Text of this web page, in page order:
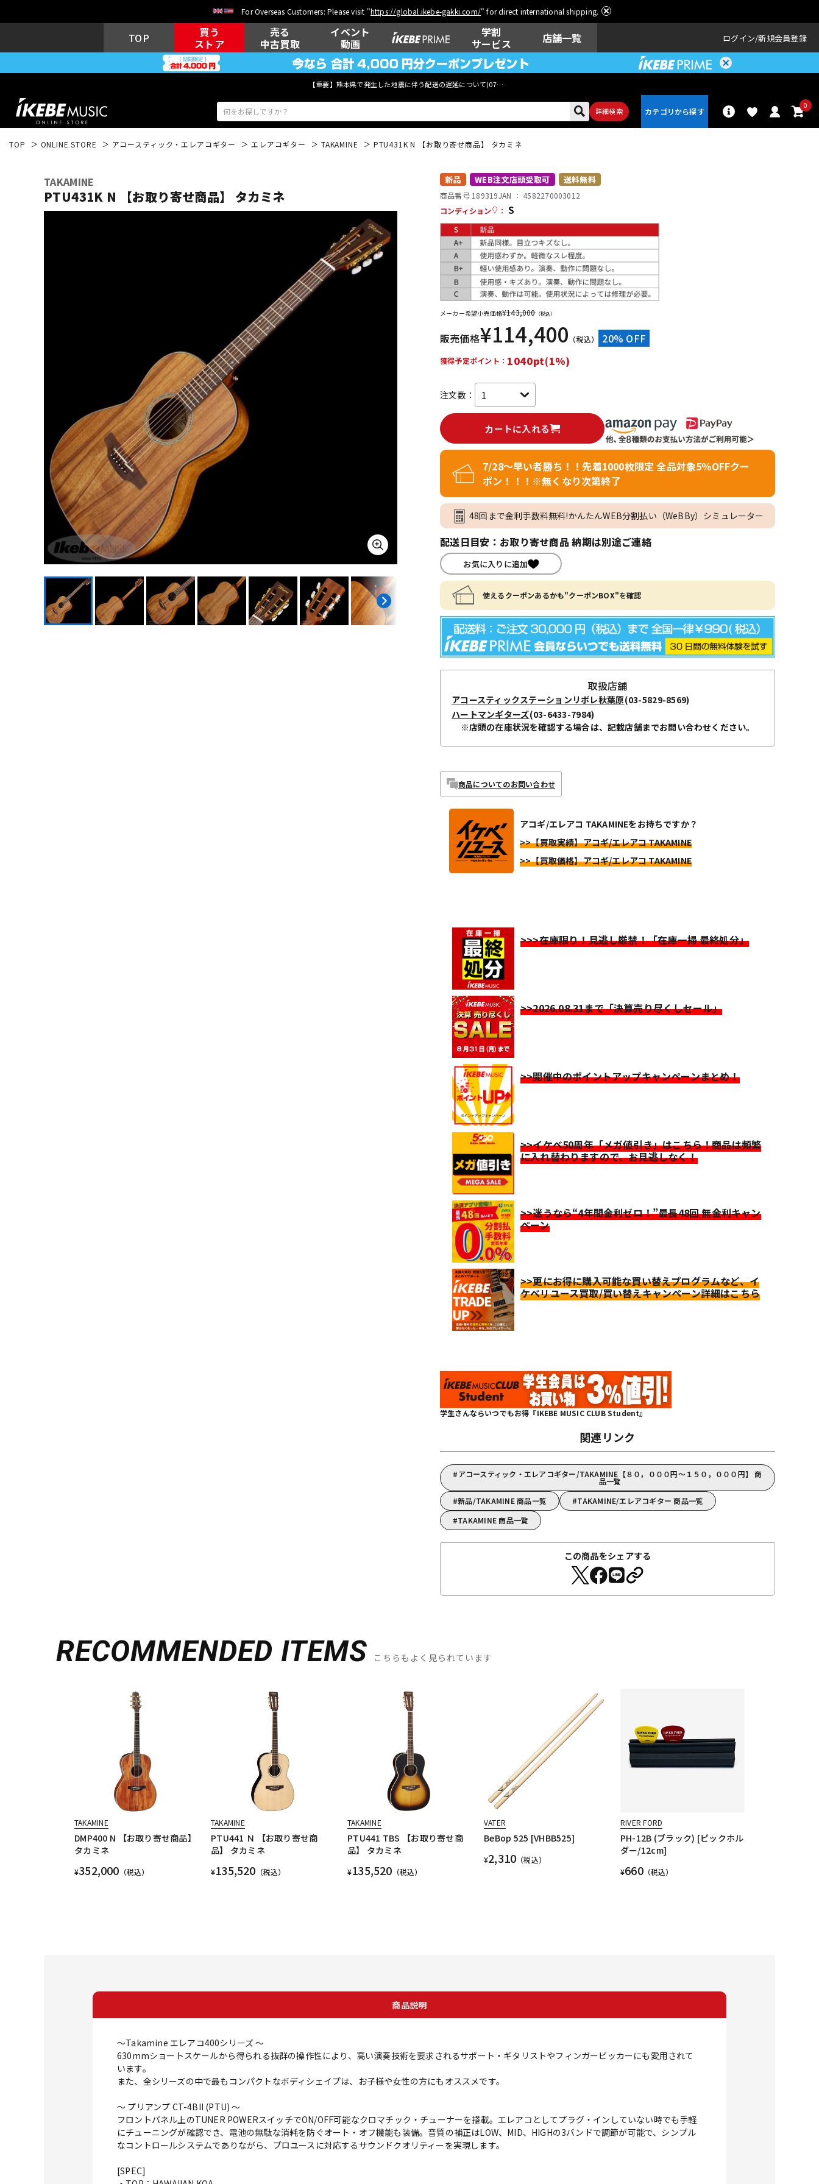
For Overseas Customers: Please visit "https://global.ikebe-gakki.com/" for direct international shipping.
TOP
買う
ストア
売る
中古買取
イベント
動画
学割
サービス
店舗一覧 ログイン 新規会員登録
【重要】熊本県で発生した地震に伴う配送の遅延について(07月29日
詳細検索
0
ウクレレ ドラム
管楽器 その他楽器
DTM オンラ レコーディン
グ機器
配信/ライブ
機器
ヴィンテージ
TOP ONLINE STORE アコースティック・エレアコギター エレアコギター TAKAMINE PTU431K N 【お取り寄せ商品】 タカミネ
TAKAMINE
PTU431K N 【お取り寄せ商品】 タカミネ
新品 WEB注文店頭受取可 送料無料
商品番号 189319JAN ： 4582270003012
コンディション
： S
メーカー希望小売価格¥143,000（税込）
販売価格¥114,400 （税込） 20% OFF
獲得予定ポイント： 1040pt(1%)
注文数：
カートに入れる
7/28～早い者勝ち！！先着1000枚限定 全品対象5％OFFクー
ポン！！！※無くなり次第終了
48回まで金利手数料無料!かんたんWEB分割払い（WeBBy）シミュレーター
配送日目安：お取り寄せ商品 納期は別途ご連絡
お気に入りに追加
使えるクーポンあるかも"クーポンBOX"を確認
取扱店舗
アコースティックステーションリボレ秋葉原(03-5829-8569)
ハートマンギターズ(03-6433-7984)
※店頭の在庫状況を確認する場合は、記載店舗までお問い合わせください。
商品についてのお問い合わせ
アコギ/エレアコ TAKAMINEをお持ちですか？
>>【買取実績】アコギ/エレアコ TAKAMINE
>>【買取価格】アコギ/エレアコ TAKAMINE
>>>在庫限り！見逃し厳禁！「在庫一掃 最終処分」
>>2026.08.31まで「決算売り尽くしセール」
>>開催中のポイントアップキャンペーンまとめ！
>>イケベ50周年「メガ値引き」はこちら！商品は頻繁
に入れ替わりますので、お見逃しなく！
>>迷うなら“4年間金利ゼロ！”最長48回 無金利キャン
ペーン
>>更にお得に購入可能な買い替えプログラムなど、イ
ケベリユース買取/買い替えキャンペーン詳細はこちら
学生さんならいつでもお得『IKEBE MUSIC CLUB Student』
関連リンク
アコースティック・エレアコギター/TAKAMINE【８０，０００円～１５０，０００円】 商
品一覧
新品/TAKAMINE 商品一覧
TAKAMINE/エレアコギター 商品一覧
TAKAMINE 商品一覧
この商品をシェアする
RECOMMENDED ITEMS こちらもよく見られています
TAKAMINE
DMP400 N 【お取り寄せ商品】
タカミネ
¥352,000 （税込）
TAKAMINE
PTU441 Ｎ 【お取り寄せ商
品】 タカミネ
¥135,520 （税込）
TAKAMINE
PTU441 TBS 【お取り寄せ商
品】 タカミネ
¥135,520 （税込）
VATER
BeBop 525 [VHBB525]
¥2,310 （税込）
RIVER FORD
PH-12B (ブラック) [ピックホル
ダー/12cm]
¥660（税込）
商品説明
～Takamine エレアコ400シリーズ ～
630mmショートスケールから得られる抜群の操作性により、高い演奏技術を要求されるサポート・ギタリストやフィンガーピッカーにも愛用されて
います。
また、全シリーズの中で最もコンパクトなボディシェイプは、お子様や女性の方にもオススメです。
～ プリアンプ CT-4BII (PTU) ～
フロントパネル上のTUNER POWERスイッチでON/OFF可能なクロマチック・チューナーを搭載。エレアコとしてプラグ・インしていない時でも手軽
にチューニングが確認でき、電池の無駄な消耗を防ぐオート・オフ機能も装備。音質の補正はLOW、MID、HIGHの3バンドで調節が可能で、シンプル
なコントロールシステムでありながら、プロユースに対応するサウンドクオリティーを実現します。
[SPEC]